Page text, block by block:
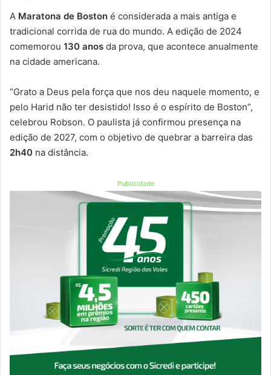
A Maratona de Boston é considerada a mais antiga e
tradicional corrida de rua do mundo. A edição de 2024
comemorou 130 anos da prova, que acontece anualmente
na cidade americana.
“Grato a Deus pela força que nos deu naquele momento, e
pelo Harid não ter desistido! Isso é o espírito de Boston”,
celebrou Robson. O paulista já confirmou presença na
edição de 2027, com o objetivo de quebrar a barreira das
2h40 na distância.
Publicidade